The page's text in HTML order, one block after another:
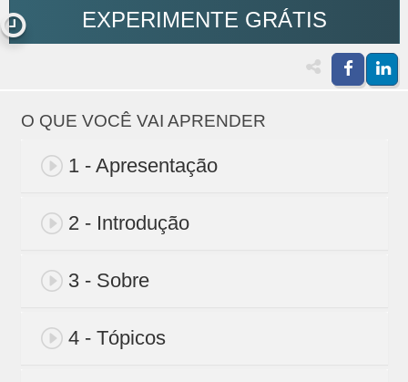
EXPERIMENTE GRÁTIS
O QUE VOCÊ VAI APRENDER
1 - Apresentação
2 - Introdução
3 - Sobre
4 - Tópicos